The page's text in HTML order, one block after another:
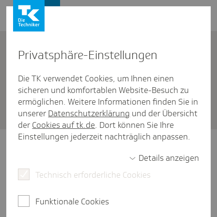
Pres­se­mit­tei­lungen Rhein­land-
Pfalz
Presse und Politik Rheinland-Pfalz
Rheinland-Pfalz
Privat­sphäre-Einstel­lungen
Die TK verwendet Cookies, um Ihnen einen
sicheren und komfortablen Website-Besuch zu
ermöglichen. Weitere Informationen finden Sie in
unserer Datenschutzerklärung und der Übersicht
der Cookies auf tk.de. Dort können Sie Ihre
Einstellungen jederzeit nachträglich anpassen.
Details anzeigen
Technisch erforderliche Cookies
Funktionale Cookies